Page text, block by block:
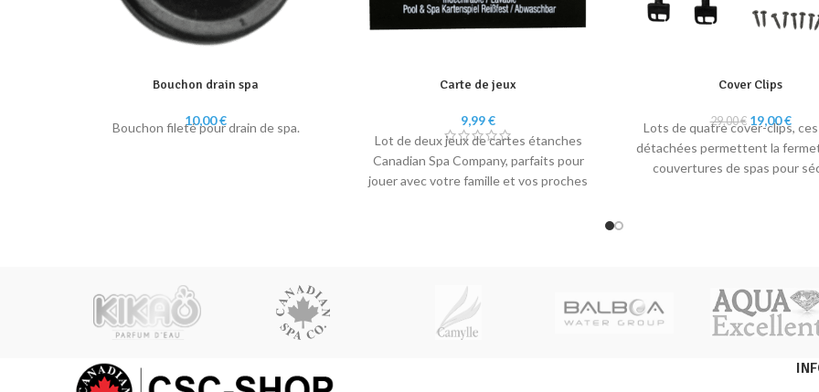
Bouchon drain spa
10,00€
Bouchon fileté pour drain de spa.
Carte de jeux
9,99€
Lot de deux jeux de cartes étanches
Canadian Spa Company, parfaits pour
jouer avec votre famille et vos proches
Cover Clips
29,00€ Le
prix
initial
était :
19,00€Le
prix
est :
Lots de quatre cover-clips,
détachées permettent la
couvertures de spas pour
2 x clefs
8 x vis